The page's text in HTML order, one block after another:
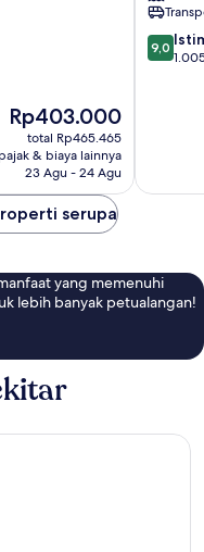
Harga
sekarang
Rp403.000
Rp403.000
total Rp465.465
& biaya lainnya
23 Agu - 24 Agu
9.0
dari
9,0
serupa
yang memenuhi
lebih banyak petualangan!